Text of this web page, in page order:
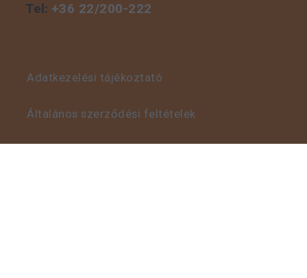
Tel: +36 22/200-222
Adatkezelési tájékoztató
Általános szerződési feltételek